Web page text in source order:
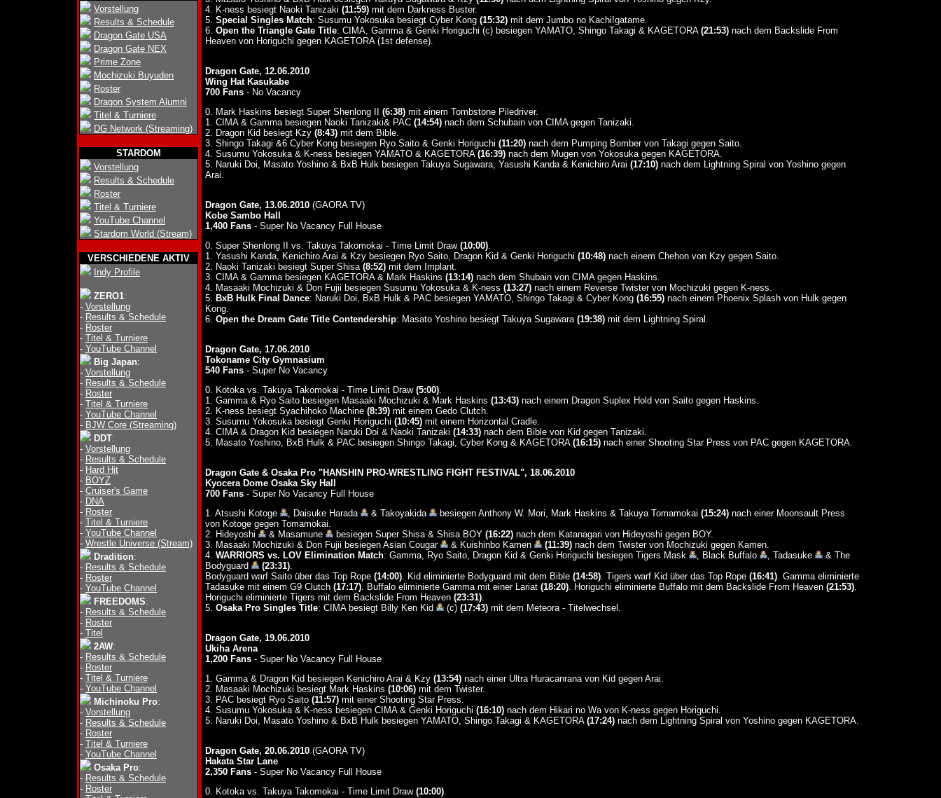
Vorstellung
Results & Schedule
Dragon Gate USA
Dragon Gate NEX
Prime Zone
Mochizuki Buyuden
Roster
Dragon System Alumni
Titel & Turniere
DG Network (Streaming)
STARDOM
Vorstellung
Results & Schedule
Roster
Titel & Turniere
YouTube Channel
Stardom World (Stream)
VERSCHIEDENE AKTIV
Indy Profile
ZERO1:
- Vorstellung
- Results & Schedule
- Roster
- Titel & Turniere
- YouTube Channel
Big Japan:
- Vorstellung
- Results & Schedule
- Roster
- Titel & Turniere
- YouTube Channel
- BJW Core (Streaming)
DDT:
- Vorstellung
- Results & Schedule
- Hard Hit
- BOYZ
- Cruiser's Game
- DNA
- Roster
- Titel & Turniere
- YouTube Channel
- Wrestle Universe (Stream)
Dradition:
- Results & Schedule
- Roster
- YouTube Channel
FREEDOMS:
- Results & Schedule
- Roster
- Titel
2AW:
- Results & Schedule
- Roster
- Titel & Turniere
- YouTube Channel
Michinoku Pro:
- Vorstellung
- Results & Schedule
- Roster
- Titel & Turniere
- YouTube Channel
Osaka Pro:
- Results & Schedule
- Roster
4. K-ness besiegt Naoki Tanizaki (11:59)mit dem Darkness Buster.
5. Special Singles Match: Susumu Yokosuka besiegt Cyber Kong (15:32)mit dem Jumbo no Kachi!gatame.
6. Open the Triangle Gate Title: CIMA, Gamma & Genki Horiguchi (c) besiegen YAMATO, Shingo Takagi & KAGETORA (21:53)nach dem Backslide From
Heaven von Horiguchi gegen KAGETORA (1st defense).
Dragon Gate, 12.06.2010
Wing Hat Kasukabe
700 Fans- No Vacancy
0. Mark Haskins besiegt Super Shenlong II (6:38)mit einem Tombstone Piledriver.
1. CIMA & Gamma besiegen Naoki Tanizaki& PAC (14:54)nach dem Schubain von CIMA gegen Tanizaki.
2. Dragon Kid besiegt Kzy (8:43)mit dem Bible.
3. Shingo Takagi &6 Cyber Kong besiegen Ryo Saito & Genki Horiguchi (11:20)nach dem Pumping Bomber von Takagi gegen Saito.
4. Susumu Yokosuka & K-ness besiegen YAMATO & KAGETORA (16:39)nach dem Mugen von Yokosuka gegen KAGETORA.
5. Naruki Doi, Masato Yoshino & BxB Hulk besiegen Takuya Sugawara, Yasushi Kanda & Kenichiro Arai (17:10)nach dem Lightning Spiral von Yoshino gegen
Arai.
Dragon Gate, 13.06.2010(GAORA TV)
Kobe Sambo Hall
1,400 Fans- Super No Vacancy Full House
0. Super Shenlong II vs. Takuya Takomokai - Time Limit Draw (10:00).
1. Yasushi Kanda, Kenichiro Arai & Kzy besiegen Ryo Saito, Dragon Kid & Genki Horiguchi (10:48)nach einem Chehon von Kzy gegen Saito.
2. Naoki Tanizaki besiegt Super Shisa (8:52)mit dem Implant.
3. CIMA & Gamma besiegen KAGETORA & Mark Haskins (13:14)nach dem Shubain von CIMA gegen Haskins.
4. Masaaki Mochizuki & Don Fujii besiegen Susumu Yokosuka & K-ness (13:27)nach einem Reverse Twister von Mochizuki gegen K-ness.
5. BxB Hulk Final Dance: Naruki Doi, BxB Hulk & PAC besiegen YAMATO, Shingo Takagi & Cyber Kong (16:55)nach einem Phoenix Splash von Hulk gegen
Kong.
6. Open the Dream Gate Title Contendership: Masato Yoshino besiegt Takuya Sugawara (19:38)mit dem Lightning Spiral.
Dragon Gate, 17.06.2010
Tokoname City Gymnasium
540 Fans- Super No Vacancy
0. Kotoka vs. Takuya Takomokai - Time Limit Draw (5:00).
1. Gamma & Ryo Saito besiegen Masaaki Mochizuki & Mark Haskins (13:43)nach einem Dragon Suplex Hold von Saito gegen Haskins.
2. K-ness besiegt Syachihoko Machine (8:39)mit einem Gedo Clutch.
3. Susumu Yokosuka besiegt Genki Horiguchi (10:45)mit einem Horizontal Cradle.
4. CIMA & Dragon Kid besiegen Naruki Doi & Naoki Tanizaki (14:33)nach dem Bible von Kid gegen Tanizaki.
5. Masato Yoshino, BxB Hulk & PAC besiegen Shingo Takagi, Cyber Kong & KAGETORA (16:15)nach einer Shooting Star Press von PAC gegen KAGETORA.
Dragon Gate & Osaka Pro "HANSHIN PRO-WRESTLING FIGHT FESTIVAL", 18.06.2010
Kyocera Dome Osaka Sky Hall
700 Fans- Super No Vacancy Full House
1. Atsushi Kotoge
, Daisuke Harada & Takoyakida besiegen Anthony W. Mori, Mark Haskins & Takuya Tomamokai (15:24)nach einer Moonsault Press
von Kotoge gegen Tomamokai.
2. Hideyoshi
& Masamune besiegen Super Shisa & Shisa BOY (16:22)nach dem Katanagari von Hideyoshi gegen BOY.
3. Masaaki Mochizuki & Don Fujii besiegen Asian Cougar
& Kuishinbo Kamen (11:39)nach dem Twister von Mochizuki gegen Kamen.
4. WARRIORS vs. LOV Elimination Match: Gamma, Ryo Saito, Dragon Kid & Genki Horiguchi besiegen Tigers Mask , Black Buffalo , Tadasuke
& The
Bodyguard
(23:31).
Bodyguard warf Saito über das Top Rope (14:00). Kid eliminierte Bodyguard mit dem Bible (14:58). Tigers warf Kid über das Top Rope (16:41). Gamma eliminierte
Tadasuke mit einem G9 Clutch (17:17). Buffalo eliminierte Gamma mit einer Lariat (18:20). Horiguchi eliminierte Buffalo mit dem Backslide From Heaven (21:53).
Horiguchi eliminierte Tigers mit dem Backslide From Heaven (23:31).
5. Osaka Pro Singles Title: CIMA besiegt Billy Ken Kid (c) (17:43)mit dem Meteora - Titelwechsel.
Dragon Gate, 19.06.2010
Ukiha Arena
1,200 Fans- Super No Vacancy Full House
1. Gamma & Dragon Kid besiegen Kenichiro Arai & Kzy (13:54)nach einer Ultra Huracanrana von Kid gegen Arai.
2. Masaaki Mochizuki besiegt Mark Haskins (10:06)mit dem Twister.
3. PAC besiegt Ryo Saito (11:57)mit einer Shooting Star Press.
4. Susumu Yokosuka & K-ness besiegen CIMA & Genki Horiguchi (16:10)nach dem Hikari no Wa von K-ness gegen Horiguchi.
5. Naruki Doi, Masato Yoshino & BxB Hulk besiegen YAMATO, Shingo Takagi & KAGETORA (17:24)nach dem Lightning Spiral von Yoshino gegen KAGETORA.
Dragon Gate, 20.06.2010(GAORA TV)
Hakata Star Lane
2,350 Fans- Super No Vacancy Full House
0. Kotoka vs. Takuya Takomokai - Time Limit Draw (10:00).